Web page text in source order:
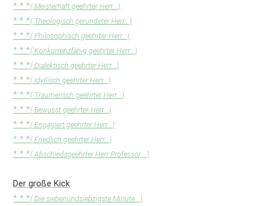
* * *( Meisterhaft geehrter Herr...)
* * *( Theologisch gerundeter Herr...)
* * *( Philosophisch geehrter Herr...)
* * *( Konkurrenzfähig geehrter Herr...)
* * *( Dialektisch geehrter Herr...)
* * *( Idyllisch geehrter Herr...)
* * *( Träumerisch geehrter Herr...)
* * *( Bewusst geehrter Herr...)
* * *( Engagiert geehrter Herr...)
* * *( Friedlich geehrter Herr...)
* * *( Abschiedsgeehrter Herr Professor,...)
Der große Kick
* * *( Die siebenundsiebzigste Minute...)